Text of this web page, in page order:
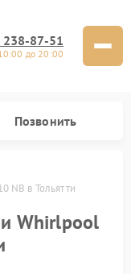
238-87-51
до 20:00
Позвонить
NB в Тольятти
Whirlpool